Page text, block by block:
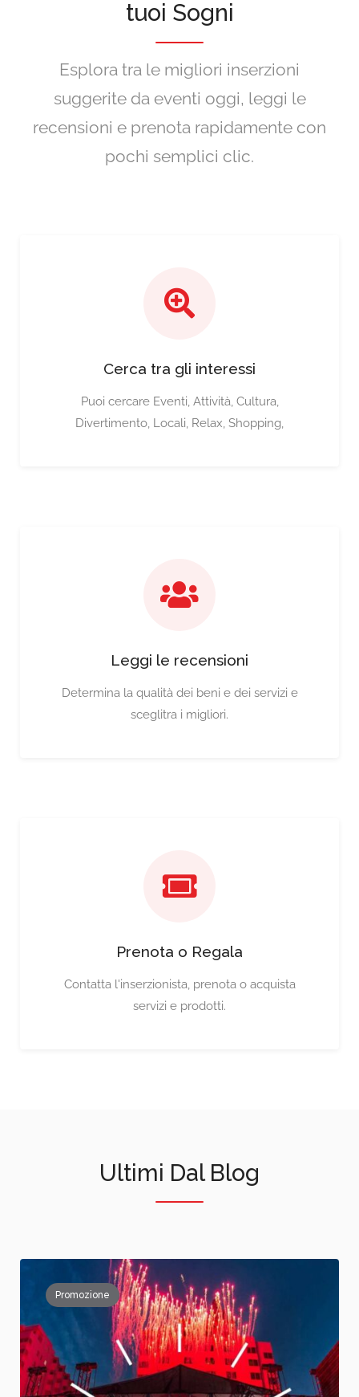
tuoi Sogni
Esplora tra le migliori inserzioni
suggerite da eventi oggi, leggi le
recensioni e prenota rapidamente con
pochi semplici clic.
Cerca tra gli interessi
Puoi cercare Eventi, Attività, Cultura,
Divertimento, Locali, Relax, Shopping,
Leggi le recensioni
Determina la qualità dei beni e dei servizi e
sceglitra i migliori.
Prenota o Regala
Contatta l'inserzionista, prenota o acquista
servizi e prodotti.
Ultimi Dal Blog
Promozione